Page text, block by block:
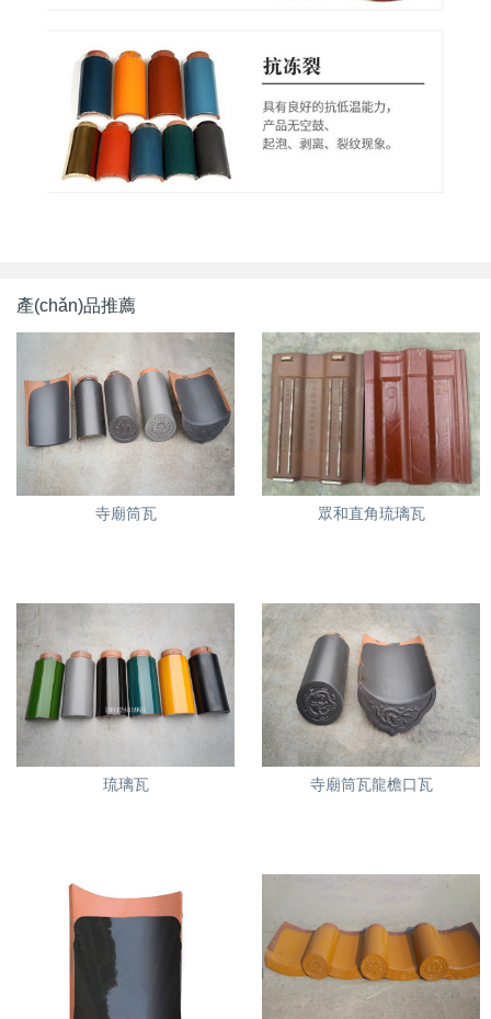
產(chǎn)品推薦
寺廟筒瓦 眾和直角琉璃瓦
琉璃瓦 寺廟筒瓦龍檐口瓦